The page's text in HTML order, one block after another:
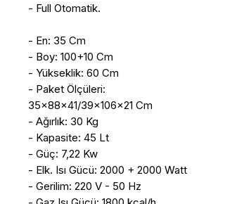
- Full Otomatik.
- En: 35 Cm
- Boy: 100+10 Cm
- Yükseklik: 60 Cm
- Paket Ölçüleri:
35x88x41/39x106x21 Cm
- Ağırlık: 30 Kg
- Kapasite: 45 Lt
- Güç: 7,22 Kw
- Elk. Isı Gücü: 2000 + 2000 Watt
- Gerilim: 220 V - 50 Hz